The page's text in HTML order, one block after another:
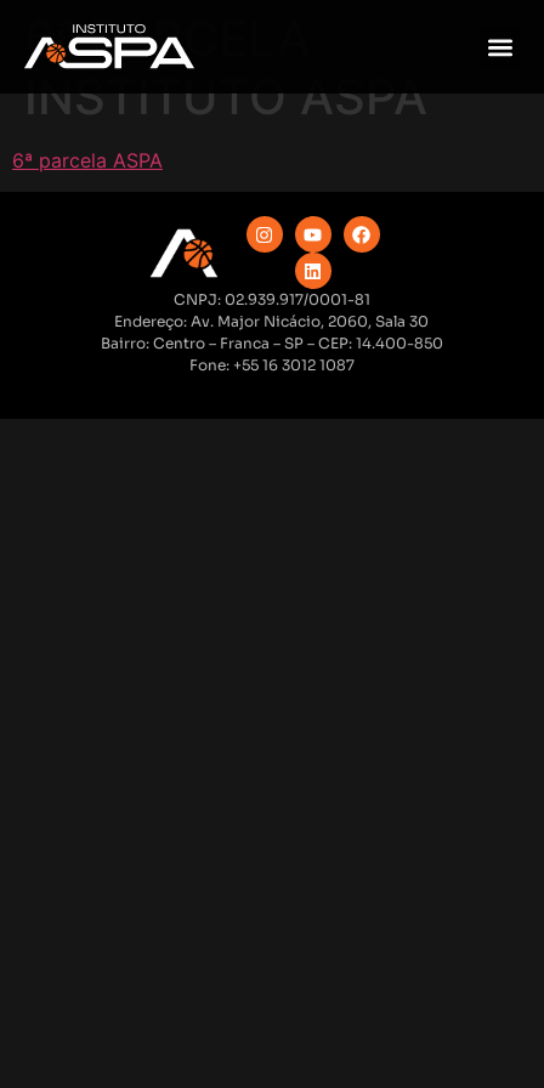
6ª PARCELA
INSTITUTO ASPA
6ª parcela ASPA
CNPJ: 02.939.917/0001-81
Endereço: Av. Major Nicácio, 2060, Sala 30
Bairro: Centro – Franca – SP – CEP: 14.400-850
Fone: +55 16 3012 1087